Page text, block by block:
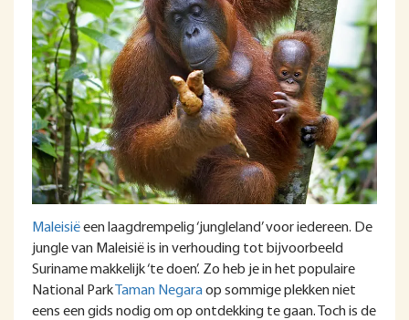
Maleisiëeen laagdrempelig ‘jungleland’ voor iedereen. De
jungle van Maleisië is in verhouding tot bijvoorbeeld
Suriname makkelijk ‘te doen’. Zo heb je in het populaire
National Park Taman Negaraop sommige plekken niet
eens een gids nodig om op ontdekking te gaan. Toch is de